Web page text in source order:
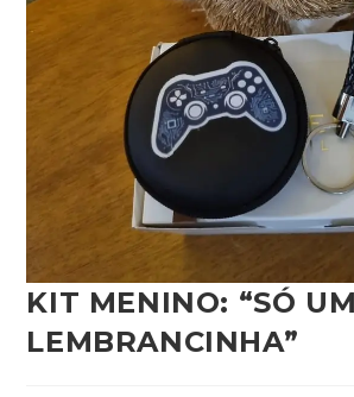
KIT MENINO: “SÓ
LEMBRANCINHA”